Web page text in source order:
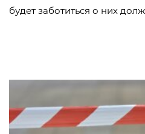
будет заботиться о них